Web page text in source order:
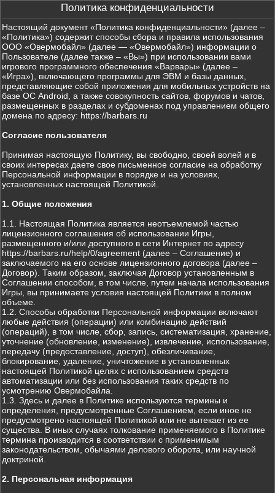
Политика конфиденциальности
Настоящий документ «Политика конфиденциальности» (далее –
«Политика») содержит способы сбора и правила использования
ООО «Овермобайл» (далее — «Овермобайл») информации о
Пользователе (далее также – «Вы») при использовании вами
игрового программного обеспечения «Варвары» (далее –
«Игра»), включающего программы для ЭВМ и базы данных,
представляющие собой приложения для мобильных устройств на
базе ОС Android, а также совокупность сайтов, форумов и чатов,
размещенных в разделах и субдоменах под управлением общего
домена по адресу: https://barbars.ru
Согласие пользователя
Принимая настоящую Политику, вы свободно, своей волей и в
своих интересах даете свое письменное согласие на обработку
Персональной информации в порядке и на условиях,
установленных настоящей Политикой.
1. Общие положения
1.1. Настоящая Политика является неотъемлемой частью
лицензионного соглашения об использовании Игры,
размещенного и/или доступного в сети Интернет по адресу
https://barbars.ru/help/0/agreement (далее – Соглашение) и
заключаемого на его основе лицензионного договора (далее –
Договор). Таким образом, заключая Договор установленным в
Соглашении способом, в том числе, путем начала использования
Игры, вы принимаете условия настоящей Политики в полном
объеме.
1.2. Способы обработки Персональной информации включают
любые действия (операции) или комбинацию действий
(операций), в том числе, сбор, запись, систематизация, хранение,
уточнение (обновление, изменение), извлечение, использование,
передачу (предоставление, доступ), обезличивание,
блокирование, удаление, уничтожение в установленных
настоящей Политикой целях с использованием средств
автоматизации или без использования таких средств по
усмотрению Овермобайла.
1.3. Здесь и далее в Политике используются термины и
определения, предусмотренные Соглашением, если иное не
предусмотрено настоящей Политикой или не вытекает из ее
существа. В иных случаях толкование применяемого в Политике
термина производится в соответствии с применимым
законодательством, обычаями делового оборота, или научной
доктриной.
2. Персональная информация